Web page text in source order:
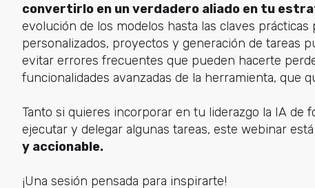
convertirlo en un verdadero aliado en tu
evolución de los modelos hasta las claves prácticas
personalizados, proyectos y generación de tareas
evitar errores frecuentes que pueden hacerte
funcionalidades avanzadas de la herramienta, que
Tanto si quieres incorporar en tu liderazgo la IA de
ejecutar y delegar algunas tareas, este webinar
y accionable.
¡Una sesión pensada para inspirarte!